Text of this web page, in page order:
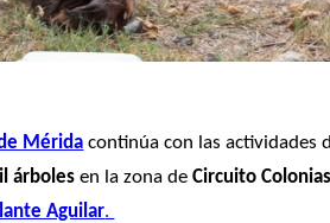
Mérida continúa con las actividades
árboles en la zona de Circuito Colonias
Aguilar.